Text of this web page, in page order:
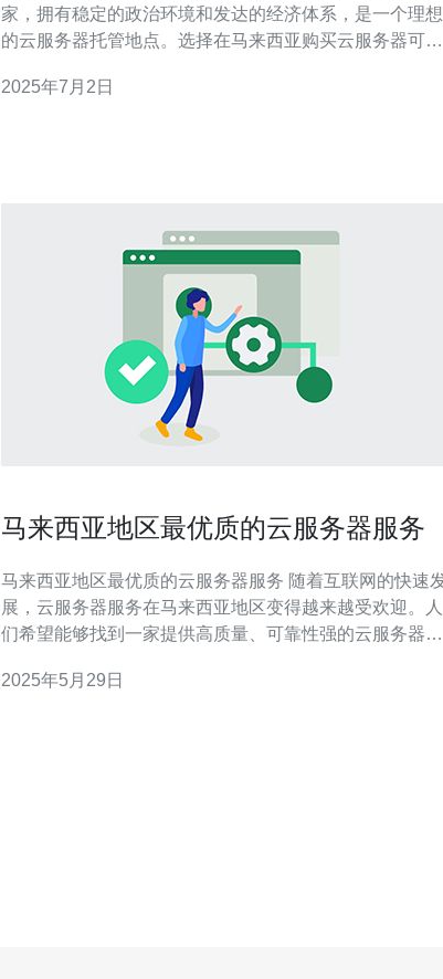
家，拥有稳定的政治环境和发达的经济体系，是一个理想
的云服务器托管地点。选择在马来西亚购买云服务器可以
影响。 在选择最佳云服务器提供商时，需要考虑以下几个
2025年7月2日
马来西亚地区最优质的云服务器服务
马来西亚地区最优质的云服务器服务 随着互联网的快速发
展，云服务器服务在马来西亚地区变得越来越受欢迎。人
们希望能够找到一家提供高质量、可靠性强的云服务器服
优质的云服务器服务商通常具有以下特点： 强大的服务器
2025年5月29日